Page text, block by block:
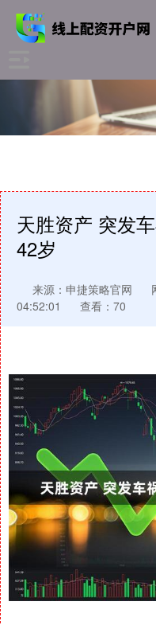
天胜资产 突发
42岁
来源：申捷策略官网
04:52:01
查看：70